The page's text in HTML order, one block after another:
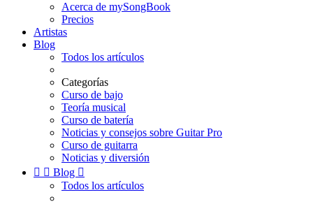
Acerca de mySongBook
Precios
Artistas
Blog
Todos los artículos
Categorías
Curso de bajo
Teoría musical
Curso de batería
Noticias y consejos sobre Guitar Pro
Curso de guitarra
Noticias y diversión
  Blog 
Todos los artículos